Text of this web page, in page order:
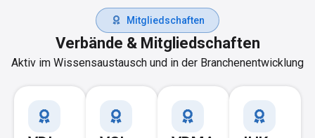
Mitgliedschaften
Verbände & Mitgliedschaften
Aktiv im Wissensaustausch und in der Branchenentwicklung